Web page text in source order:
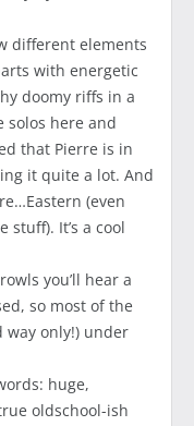
different elements
with energetic
doomy riffs in a
solos here and
that Pierre is in
it quite a lot. And
(even
stuff). It’s a cool
you’ll hear a
so most of the
way only!) under
huge,
oldschool-ish